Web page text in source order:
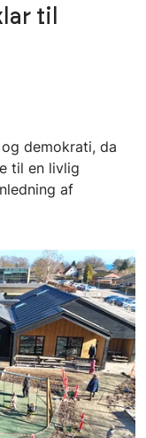
til
demokrati, da
til en livlig
af